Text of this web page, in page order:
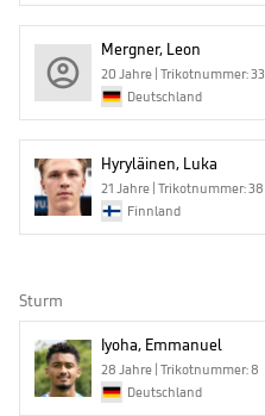
Mergner, Leon
20 Jahre | Trikotnummer: 33
Deutschland
Hyryläinen, Luka
21 Jahre | Trikotnummer: 38
Finnland
Sturm
Iyoha, Emmanuel
28 Jahre | Trikotnummer: 8
Deutschland